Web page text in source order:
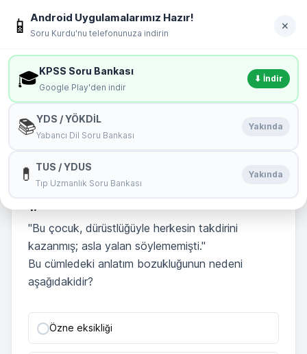
📱 Android Uygulamalarımız Hazır!
Soru Kurdu'nu telefonunuza indirin
✕
🎓KPSS Soru Bankası
Google Play'den indir
⬇ İndir
📚YDS / YÖKDİL
Yabancı Dil Soru Bankası
Yakında
💊 TUS / YDUS
Tıp Uzmanlık Soru Bankası
Yakında
sorukurdu
MENÜ
Anlatım Bozuklukları Test 3 1. Soru
1.
"Bu çocuk, dürüstlüğüyle herkesin takdirini
kazanmış; asla yalan söylememişti."
Bu cümledeki anlatım bozukluğunun nedeni
aşağıdakidir?
Özne eksikliği